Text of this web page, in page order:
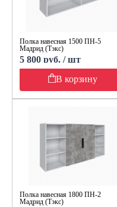
Полка навесная 1500 ПН-5
Мадрид (Тэкс)
5 800 руб. / шт
В корзину
Полка навесная 1800 ПН-2
Мадрид (Тэкс)